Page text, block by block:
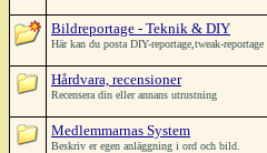
Bildreportage - Teknik & DIY
Här kan du posta DIY-reportage,tweak-reportage
Hårdvara, recensioner
Recensera din eller annans utrustning
Medlemmarnas System
Beskriv er egen anläggning i ord och bild.